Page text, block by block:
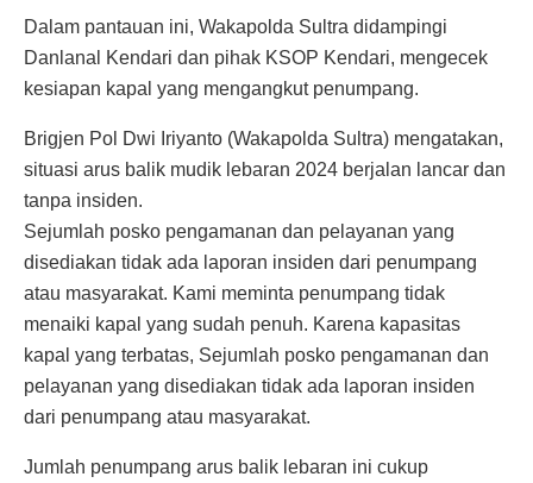
Dalam pantauan ini, Wakapolda Sultra didampingi
Danlanal Kendari dan pihak KSOP Kendari, mengecek
kesiapan kapal yang mengangkut penumpang.
Brigjen Pol Dwi Iriyanto (Wakapolda Sultra) mengatakan,
situasi arus balik mudik lebaran 2024 berjalan lancar dan
tanpa insiden.
Sejumlah posko pengamanan dan pelayanan yang
disediakan tidak ada laporan insiden dari penumpang
atau masyarakat. Kami meminta penumpang tidak
menaiki kapal yang sudah penuh. Karena kapasitas
kapal yang terbatas, Sejumlah posko pengamanan dan
pelayanan yang disediakan tidak ada laporan insiden
dari penumpang atau masyarakat.
Jumlah penumpang arus balik lebaran ini cukup